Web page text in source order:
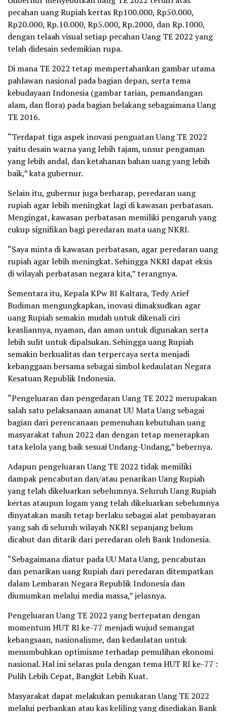
pecahan uang Rupiah kertas Rp100.000, Rp50.000,
Rp20.000, Rp.10.000, Rp5.000, Rp.2000, dan Rp.1000,
dengan telaah visual setiap pecahan Uang TE 2022 yang
telah didesain sedemikian rupa.
Di mana TE 2022 tetap mempertahankan gambar utama
pahlawan nasional pada bagian depan, serta tema
kebudayaan Indonesia (gambar tarian, pemandangan
alam, dan flora) pada bagian belakang sebagaimana Uang
TE 2016.
“Terdapat tiga aspek inovasi penguatan Uang TE 2022
yaitu desain warna yang lebih tajam, unsur pengaman
yang lebih andal, dan ketahanan bahan uang yang lebih
baik,” kata gubernur.
Selain itu, gubernur juga berharap, peredaran uang
rupiah agar lebih meningkat lagi di kawasan perbatasan.
Mengingat, kawasan perbatasan memiliki pengaruh yang
cukup signifikan bagi peredaran mata uang NKRI.
“Saya minta di kawasan perbatasan, agar peredaran uang
rupiah agar lebih meningkat. Sehingga NKRI dapat eksis
di wilayah perbatasan negara kita,” terangnya.
Sementara itu, Kepala KPw BI Kaltara, Tedy Arief
Budiman mengungkapkan, inovasi dimaksudkan agar
uang Rupiah semakin mudah untuk dikenali ciri
keasliannya, nyaman, dan aman untuk digunakan serta
lebih sulit untuk dipalsukan. Sehingga uang Rupiah
semakin berkualitas dan terpercaya serta menjadi
kebanggaan bersama sebagai simbol kedaulatan Negara
Kesatuan Republik Indonesia.
“Pengeluaran dan pengedaran Uang TE 2022 merupakan
salah satu pelaksanaan amanat UU Mata Uang sebagai
bagian dari perencanaan pemenuhan kebutuhan uang
masyarakat tahun 2022 dan dengan tetap menerapkan
tata kelola yang baik sesuai Undang-Undang,” bebernya.
Adapun pengeluaran Uang TE 2022 tidak memiliki
dampak pencabutan dan/atau penarikan Uang Rupiah
yang telah dikeluarkan sebelumnya. Seluruh Uang Rupiah
kertas ataupun logam yang telah dikeluarkan sebelumnya
dinyatakan masih tetap berlaku sebagai alat pembayaran
yang sah di seluruh wilayah NKRI sepanjang belum
dicabut dan ditarik dari peredaran oleh Bank Indonesia.
“Sebagaimana diatur pada UU Mata Uang, pencabutan
dan penarikan uang Rupiah dari peredaran ditempatkan
dalam Lembaran Negara Republik Indonesia dan
diumumkan melalui media massa,” jelasnya.
Pengeluaran Uang TE 2022 yang bertepatan dengan
momentum HUT RI ke-77 menjadi wujud semangat
kebangsaan, nasionalisme, dan kedaulatan untuk
menumbuhkan optimisme terhadap pemulihan ekonomi
nasional. Hal ini selaras pula dengan tema HUT RI ke-77 :
Pulih Lebih Cepat, Bangkit Lebih Kuat.
Masyarakat dapat melakukan penukaran Uang TE 2022
melalui perbankan atau kas keliling yang disediakan Bank